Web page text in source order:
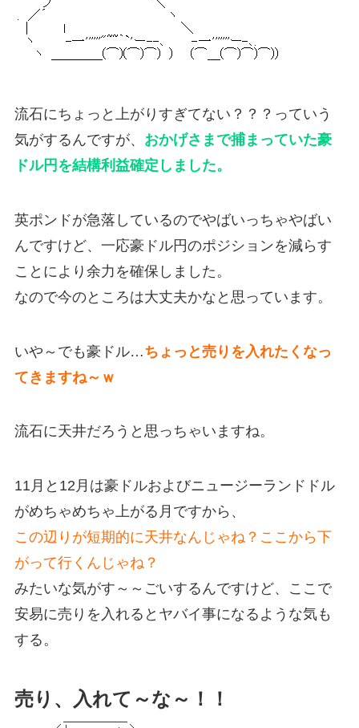
流石にちょっと上がりすぎてない？？？っていう
気がするんですが、 おかげさまで捕まっていた豪
ドル円を結構利益確定しました。
英ポンドが急落しているのでやばいっちゃやばい
んですけど、一応豪ドル円のポジションを減らす
ことにより余力を確保しました。
なので今のところは大丈夫かなと思っています。
いや～でも豪ドル…ちょっと売りを入れたくなっ
てきますね～ｗ
流石に天井だろうと思っちゃいますね。
11月と12月は豪ドルおよびニュージーランドドル
がめちゃめちゃ上がる月ですから、
この辺りが短期的に天井なんじゃね？ここから下
がって行くんじゃね？
みたいな気がす～～ごいするんですけど、ここで
安易に売りを入れるとヤバイ事になるような気も
する。
売り、入れて～な～！！